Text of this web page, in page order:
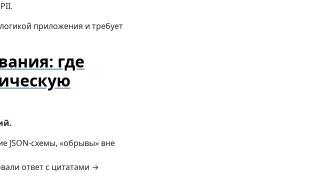
приложения и требует
где
JSON-схемы, «обрывы» вне
ответ с цитатами →